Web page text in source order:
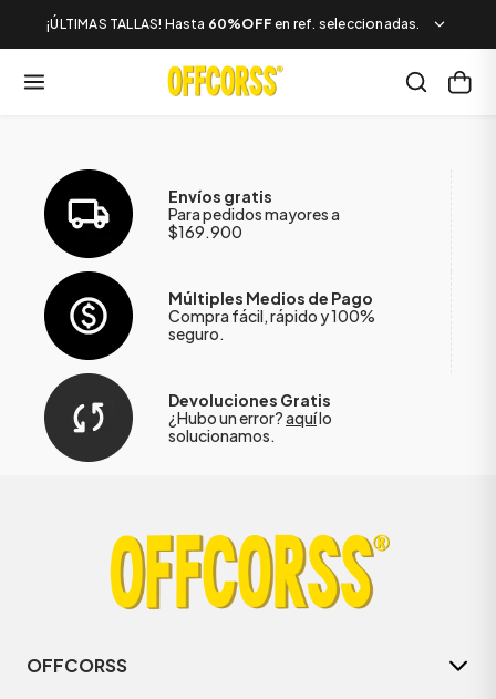
¡ÚLTIMAS TALLAS! Hasta 60%OFF en ref. seleccionadas.
Envíos gratis
Para pedidos mayores a
$169.900
Múltiples Medios de Pago
Compra fácil, rápido y 100%
seguro.
Devoluciones Gratis
¿Hubo un error?aquílo
solucionamos.
OFFCORSS